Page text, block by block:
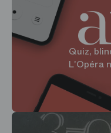
Quiz,
L'Opéra